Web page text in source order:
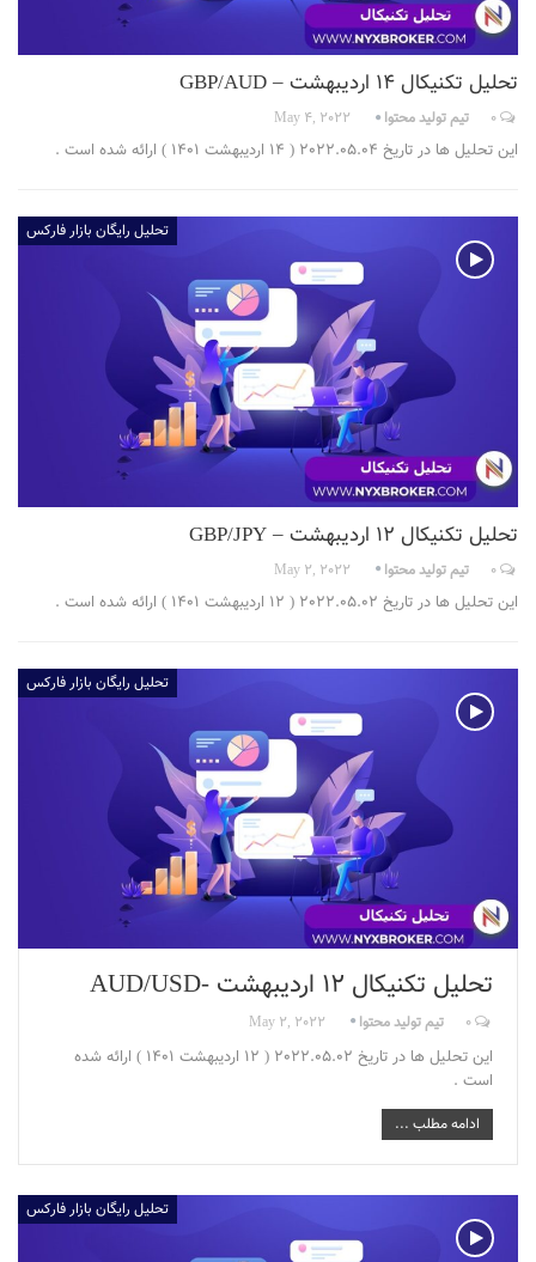
تحلیل تکنیکال 14 اردیبهشت – GBP/AUD
تیم تولید محتوا May 4, 2022
این تحلیل ها در تاریخ 2022.05.04 ( 14 اردیبهشت 1401 ) ارائه شده است .
تحلیل رایگان بازار فارکس
تحلیل تکنیکال 12 اردیبهشت – GBP/JPY
تیم تولید محتوا May 2, 2022
این تحلیل ها در تاریخ 2022.05.02 ( 12 اردیبهشت 1401 ) ارائه شده است .
تحلیل رایگان بازار فارکس
تحلیل تکنیکال 12 اردیبهشت -AUD/USD
تیم تولید محتوا May 2, 2022
این تحلیل ها در تاریخ 2022.05.02 ( 12 اردیبهشت 1401 ) ارائه شده
است .
ادامه مطلب ...
تحلیل رایگان بازار فارکس